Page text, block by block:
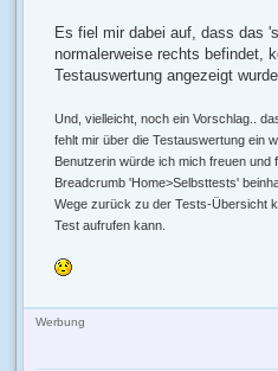
Es fiel mir dabei auf, dass das
normalerweise rechts befindet,
Testauswertung angezeigt wurde..
Und, vielleicht, noch ein Vorschlag..
fehlt mir über die Testauswertung ein
Benutzerin würde ich mich freuen und
Breadcrumb 'Home>Selbsttests'
Wege zurück zu der Tests-Übersicht
Test aufrufen kann.
Werbung